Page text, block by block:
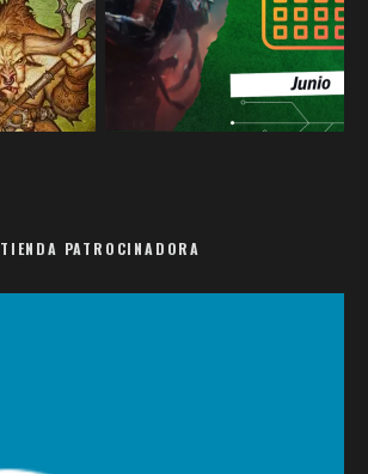
TIENDA PATROCINADORA